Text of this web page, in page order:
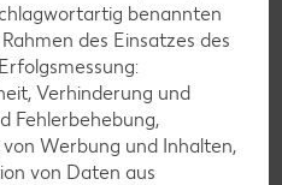
benannten
des Einsatzes des
Verhinderung und
Fehlerbehebung,
Werbung und Inhalten,
von Daten aus